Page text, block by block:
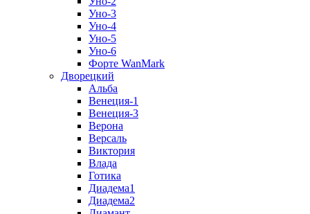
Уно-3
Уно-4
Уно-5
Уно-6
Форте WanMark
Дворецкий
Альба
Венеция-1
Венеция-3
Верона
Версаль
Виктория
Влада
Готика
Диадема1
Диадема2